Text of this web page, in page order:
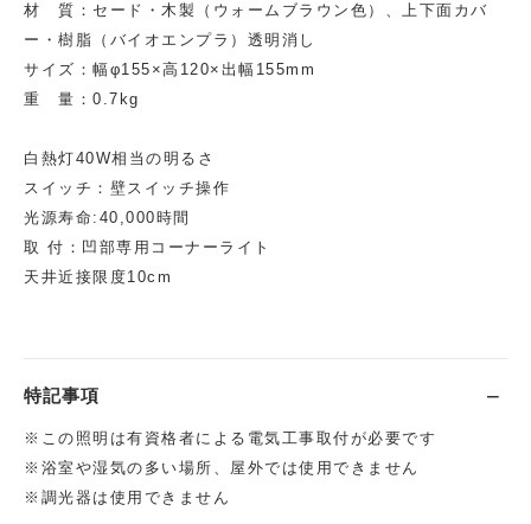
材 質：セード・木製（ウォームブラウン色）、上下面カバ
ー・樹脂（バイオエンプラ）透明消し
サイズ：幅φ155×高120×出幅155mm
重 量：0.7kg
白熱灯40W相当の明るさ
スイッチ：壁スイッチ操作
光源寿命:40,000時間
取 付：凹部専用コーナーライト
天井近接限度10cm
特記事項
※この照明は有資格者による電気工事取付が必要です
※浴室や湿気の多い場所、屋外では使用できません
※調光器は使用できません